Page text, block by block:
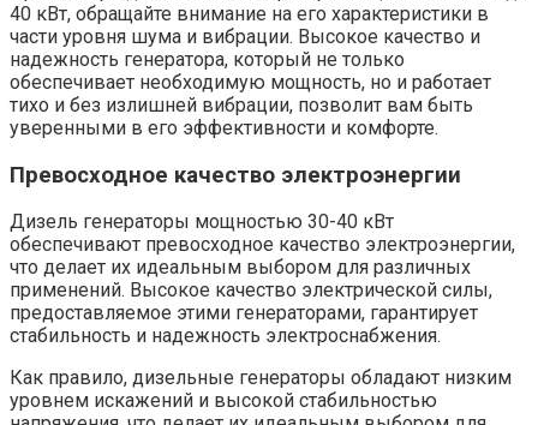
40 кВт, обращайте внимание на его характеристики в
части уровня шума и вибрации. Высокое качество и
надежность генератора, который не только
обеспечивает необходимую мощность, но и работает
тихо и без излишней вибрации, позволит вам быть
уверенными в его эффективности и комфорте.
Превосходное качество электроэнергии
Дизель генераторы мощностью 30-40 кВт
обеспечивают превосходное качество электроэнергии,
что делает их идеальным выбором для различных
применений. Высокое качество электрической силы,
предоставляемое этими генераторами, гарантирует
стабильность и надежность электроснабжения.
Как правило, дизельные генераторы обладают низким
уровнем искажений и высокой стабильностью